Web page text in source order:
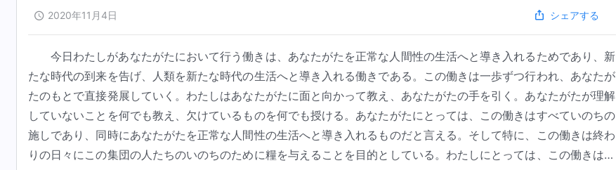
2020年11月4日 シェアする
今日わたしがあなたがたにおいて行う働きは、あなたがたを正常な人間性の生活へと導き入れるためであり、新
たな時代の到来を告げ、人類を新たな時代の生活へと導き入れる働きである。この働きは一歩ずつ行われ、あなたが
たのもとで直接発展していく。わたしはあなたがたに面と向かって教え、あなたがたの手を引く。あなたがたが理解
していないことを何でも教え、欠けているものを何でも授ける。あなたがたにとっては、この働きはすべていのちの
施しであり、同時にあなたがたを正常な人間性の生活へと導き入れるものだと言える。そして特に、この働きは終わ
りの日々にこの集団の人たちのいのちのために糧を与えることを目的としている。わたしにとっては、この働きは古